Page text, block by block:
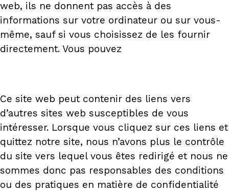
web, ils ne donnent pas accès à des
informations sur votre ordinateur ou sur vous-
même, sauf si vous choisissez de les fournir
directement. Vous pouvez
Ce site web peut contenir des liens vers
d’autres sites web susceptibles de vous
intéresser. Lorsque vous cliquez sur ces liens et
quittez notre site, nous n’avons plus le contrôle
du site vers lequel vous êtes redirigé et nous ne
sommes donc pas responsables des conditions
ou des pratiques en matière de confidentialité